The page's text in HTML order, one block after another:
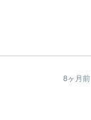
8ヶ月前